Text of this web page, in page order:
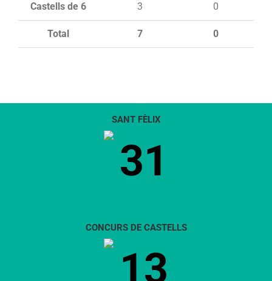
Total 7 0
Castells de 6 3 0
SANT FÈLIX
31
CONCURS DE CASTELLS
13